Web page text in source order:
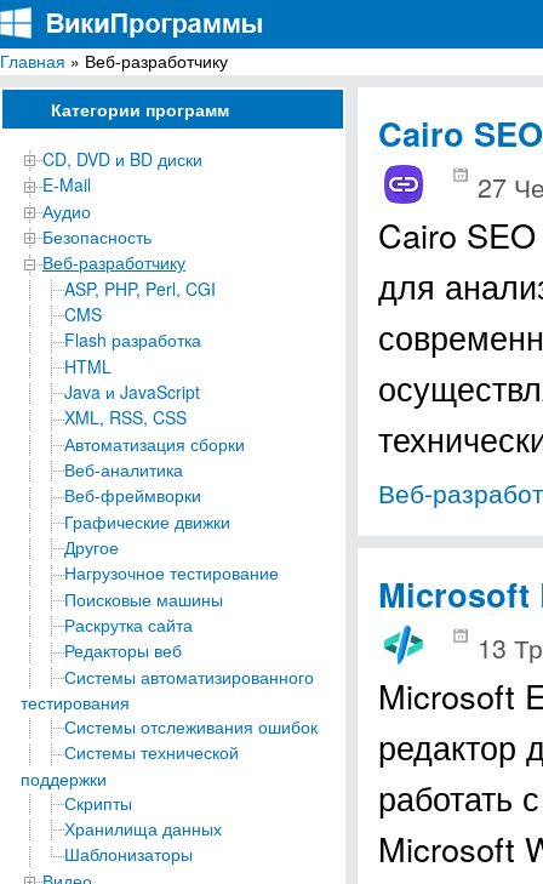
ВикиПрограммы
Энциклопедия бесплатных компьютерных программ для Windows
Главная » Веб-разработчику
Категории программ
CD, DVD и BD диски
E-Mail
Аудио
Безопасность
Веб-разработчику
ASP, PHP, Perl, CGI
CMS
Flash разработка
HTML
Java и JavaScript
XML, RSS, CSS
Автоматизация сборки
Веб-аналитика
Веб-фреймворки
Графические движки
Другое
Нагрузочное тестирование
Поисковые машины
Раскрутка сайта
Редакторы веб
Системы автоматизированного
тестирования
Системы отслеживания ошибок
Системы технической
поддержки
Скрипты
Хранилища данных
Шаблонизаторы
Cairo
27
Cairo
для
Веб-
Microsoft
13
Microsoft
редактор
работать
Microsoft